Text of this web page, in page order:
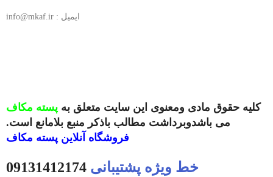
ایمیل : info@mkaf.ir
کلیه حقوق مادی ومعنوی این سایت متعلق به پسته مکاف
می باشدوبرداشت مطالب باذکر منبع بلامانع است.
فروشگاه آنلاین پسته مکاف
خط ویژه پشتیبانی 09131412174